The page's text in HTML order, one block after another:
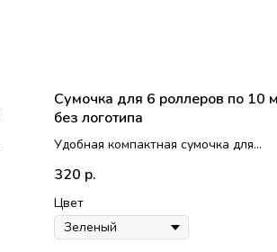
Сумочка для 6 роллеров по 10
без логотипа
Удобная компактная сумочка для
320 р.
Цвет